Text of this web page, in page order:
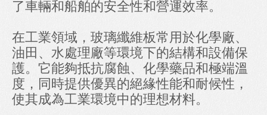
了車輛和船舶的安全性和營運效率。
在工業領域，玻璃纖維板常用於化學廠、
油田、水處理廠等環境下的結構和設備保
護。它能夠抵抗腐蝕、化學藥品和極端溫
度，同時提供優異的絕緣性能和耐候性，
使其成為工業環境中的理想材料。